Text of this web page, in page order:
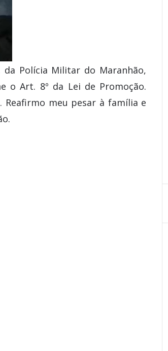
Polícia Militar do Maranhão,
o Art. 8º da Lei de Promoção.
Reafirmo meu pesar à família e